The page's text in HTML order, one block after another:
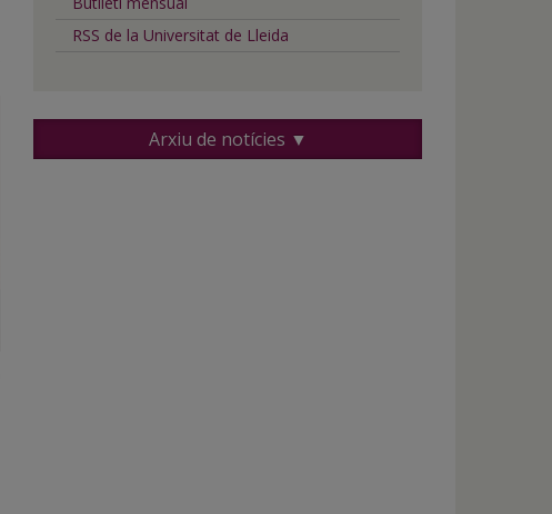
RSS de la Universitat de Lleida
Arxiu de notícies ▼